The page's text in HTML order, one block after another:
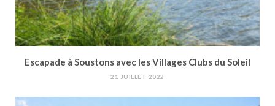
Escapade à Soustons avec les Villages Clubs du Soleil
21 JUILLET 2022